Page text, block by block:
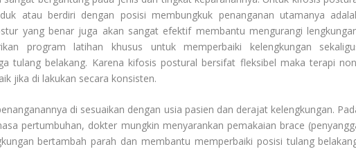
atau berdiri dengan posisi membungkuk penanganan utamanya
yang benar juga akan sangat efektif membantu mengurangi
program latihan khusus untuk memperbaiki kelengkungan
tulang belakang. Karena kifosis postural bersifat fleksibel maka terapi
jika di lakukan secara konsisten.
di sesuaikan dengan usia pasien dan derajat kelengkungan.
pertumbuhan, dokter mungkin menyarankan pemakaian brace
bertambah parah dan membantu memperbaiki posisi tulang